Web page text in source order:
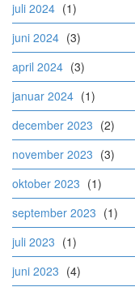
juli 2024 (1)
juni 2024 (3)
april 2024 (3)
januar 2024 (1)
december 2023 (2)
november 2023 (3)
oktober 2023 (1)
september 2023 (1)
juli 2023 (1)
juni 2023 (4)